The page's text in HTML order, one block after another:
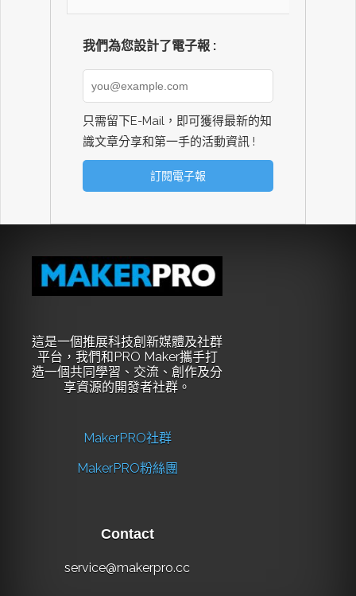
我們為您設計了電子報 :
只需留下E-Mail，即可獲得最新的知
識文章分享和第一手的活動資訊 !
這是一個推展科技創新媒體及社群
平台，我們和PRO Maker攜手打
造一個共同學習、交流、創作及分
享資源的開發者社群。
MakerPRO社群
MakerPRO粉絲團
Contact
service@makerpro.cc